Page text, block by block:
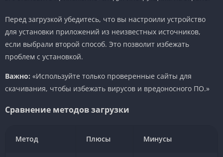
Перед загрузкой убедитесь, что вы настроили устройство
для установки приложений из неизвестных источников,
если выбрали второй способ. Это позволит избежать
проблем с установкой.
Важно: «Используйте только проверенные сайты для
скачивания, чтобы избежать вирусов и вредоносного ПО.»
Сравнение методов загрузки
Метод Плюсы Минусы